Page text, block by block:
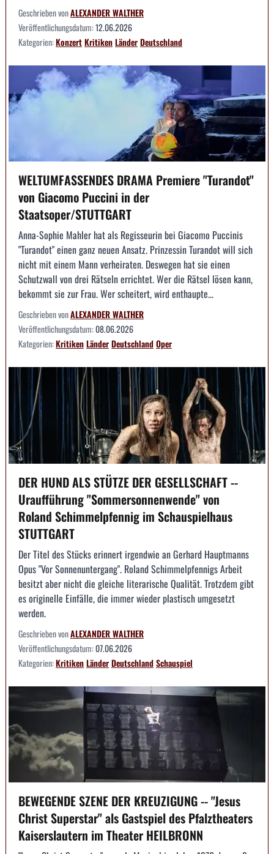
Geschrieben vonALEXANDER WALTHER
Veröffentlichungsdatum:12.06.2026
Kategorien:KonzertKritikenLänderDeutschland
WELTUMFASSENDES DRAMA Premiere "Turandot"
von Giacomo Puccini in der
Staatsoper/STUTTGART
Anna-Sophie Mahler hat als Regisseurin bei Giacomo Puccinis
"Turandot" einen ganz neuen Ansatz. Prinzessin Turandot will sich
nicht mit einem Mann verheiraten. Deswegen hat sie einen
Schutzwall von drei Rätseln errichtet. Wer die Rätsel lösen kann,
bekommt sie zur Frau. Wer scheitert, wird enthaupte...
Geschrieben vonALEXANDER WALTHER
Veröffentlichungsdatum:08.06.2026
Kategorien:KritikenLänderDeutschlandOper
DER HUND ALS STÜTZE DER GESELLSCHAFT --
Uraufführung "Sommersonnenwende" von
Roland Schimmelpfennig im Schauspielhaus
STUTTGART
Der Titel des Stücks erinnert irgendwie an Gerhard Hauptmanns
Opus "Vor Sonnenuntergang". Roland Schimmelpfennigs Arbeit
besitzt aber nicht die gleiche literarische Qualität. Trotzdem gibt
es originelle Einfälle, die immer wieder plastisch umgesetzt
werden.
Geschrieben vonALEXANDER WALTHER
Veröffentlichungsdatum:07.06.2026
Kategorien:KritikenLänderDeutschlandSchauspiel
BEWEGENDE SZENE DER KREUZIGUNG -- "Jesus
Christ Superstar" als Gastspiel des Pfalztheaters
Kaiserslautern im Theater HEILBRONN